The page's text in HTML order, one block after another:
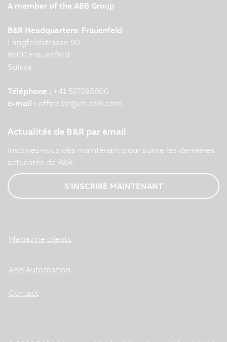
A member of the ABB Group
B&R Headquarters: Frauenfeld
Langfeldstrasse 90
8500 Frauenfeld
Suisse
Téléphone : +41 527285600
e-mail : office.br@ch.abb.com
Actualités de B&R par email
Inscrivez-vous dès maintenant pour suivre les dernières
actualités de B&R.
S'INSCRIRE MAINTENANT
Magazine clients
ABB Automation
Contact